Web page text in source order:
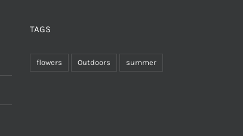
TAGS
flowers Outdoors summer